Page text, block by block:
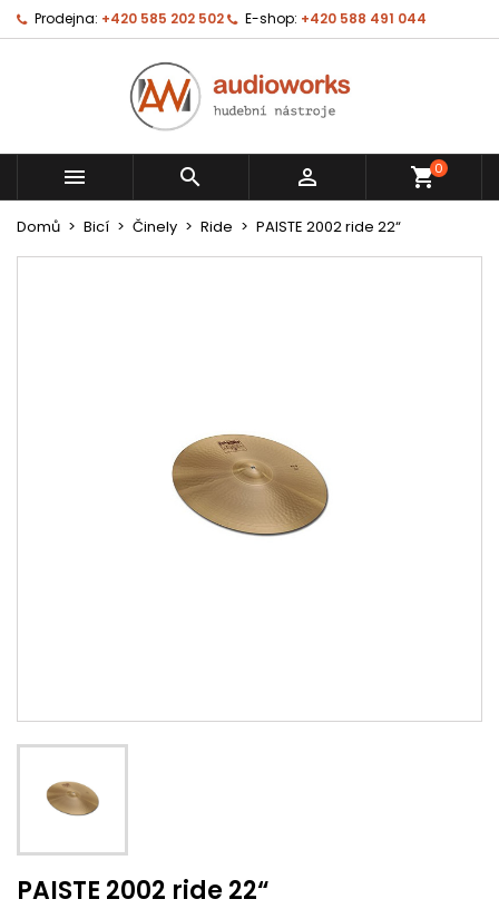
Prodejna: +420 585 202 502 E-shop: +420 588 491 044
   shopping_cart0
Domů Bicí Činely Ride PAISTE 2002 ride 22“
PAISTE 2002 ride 22“